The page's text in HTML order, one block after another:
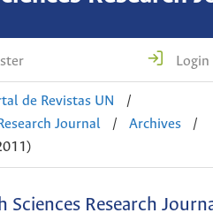
Login
de Revistas UN
/
Journal
/ Archives
/
Sciences Research